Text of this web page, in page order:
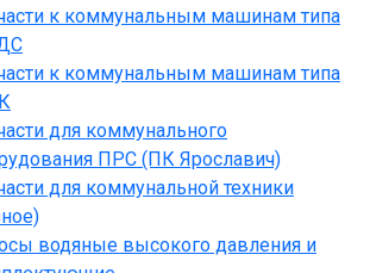
к коммунальным машинам типа
к коммунальным машинам типа
для коммунального
ПРС (ПК Ярославич)
для коммунальной техники
водяные высокого давления и